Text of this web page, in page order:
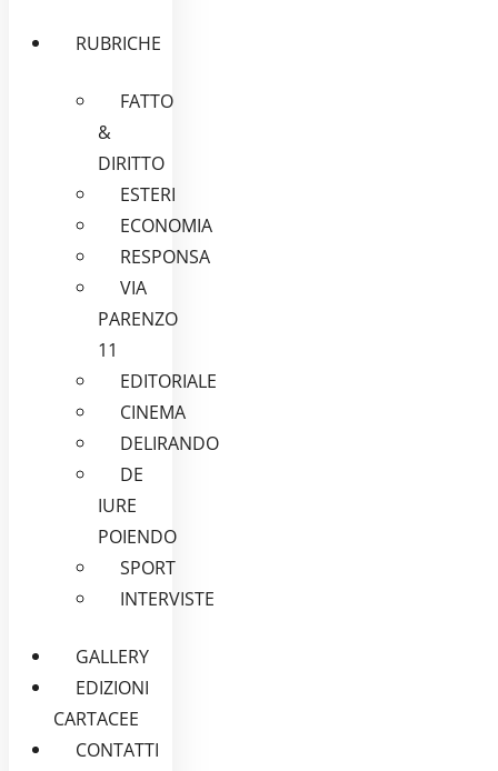
RUBRICHE
FATTO
&
DIRITTO
ESTERI
ECONOMIA
RESPONSA
VIA
PARENZO
11
EDITORIALE
CINEMA
DELIRANDO
DE
IURE
POIENDO
SPORT
INTERVISTE
GALLERY
EDIZIONI
CARTACEE
CONTATTI